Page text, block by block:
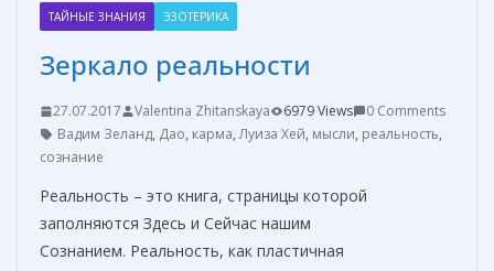
ТАЙНЫЕ ЗНАНИЯ ЭЗОТЕРИКА
Зеркало реальности
27.07.2017 Valentina Zhitanskaya 6979 Views
0 Comments
Вадим Зеланд, Дао, карма,Луиза Хей, мысли, реальность,
сознание
Реальность – это книга, страницы которой
заполняются Здесь и Сейчас нашим
Сознанием. Реальность, как пластичная